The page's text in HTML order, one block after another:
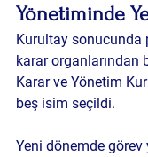
Yönetiminde
Kurultay sonucunda
karar organlarından
Karar ve Yönetim
beş isim seçildi.
Yeni dönemde